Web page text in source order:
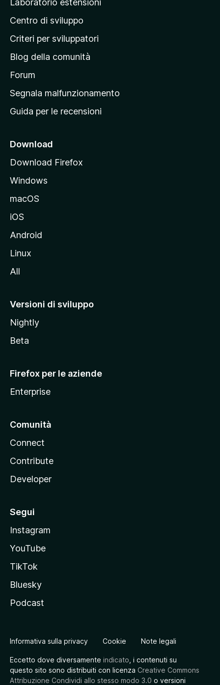
a
g
i
a
p
r
n
i
a
l
e
l
t
M
z
i
a
Laboratorio estensioni
Centro di sviluppo
Criteri per sviluppatori
Blog della comunità
Forum
Segnala malfunzionamento
Guida per le recensioni
Download
Download Firefox
Windows
macOS
iOS
Android
Linux
All
Versioni di sviluppo
Nightly
Beta
Firefox per le aziende
Enterprise
Comunità
Connect
Contribute
Developer
Segui
Instagram
YouTube
TikTok
Bluesky
Podcast
Informativa sulla privacy Cookie Note legali
Eccetto dove diversamente indicato , i contenuti su
questo sito sono distribuiti con licenza Creative Commons
Attribuzione Condividi allo stesso modo 3.0 o versioni